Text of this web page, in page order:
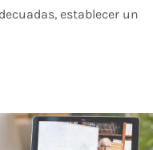
establecer un